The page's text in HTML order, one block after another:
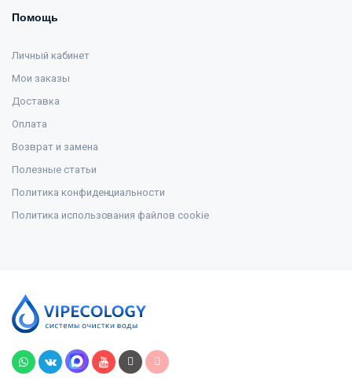
Помощь
Личный кабинет
Мои заказы
Доставка
Оплата
Возврат и замена
Полезные статьи
Политика конфиденциальности
Политика использования файлов cookie